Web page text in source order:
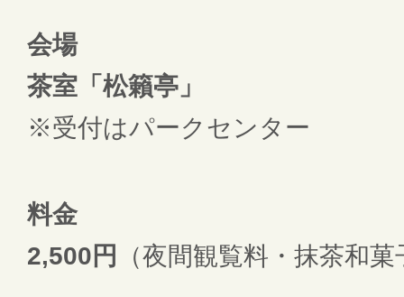
会場
茶室「松籟亭」
※受付はパークセンター
料金
2,500円
（夜間観覧料・抹茶和